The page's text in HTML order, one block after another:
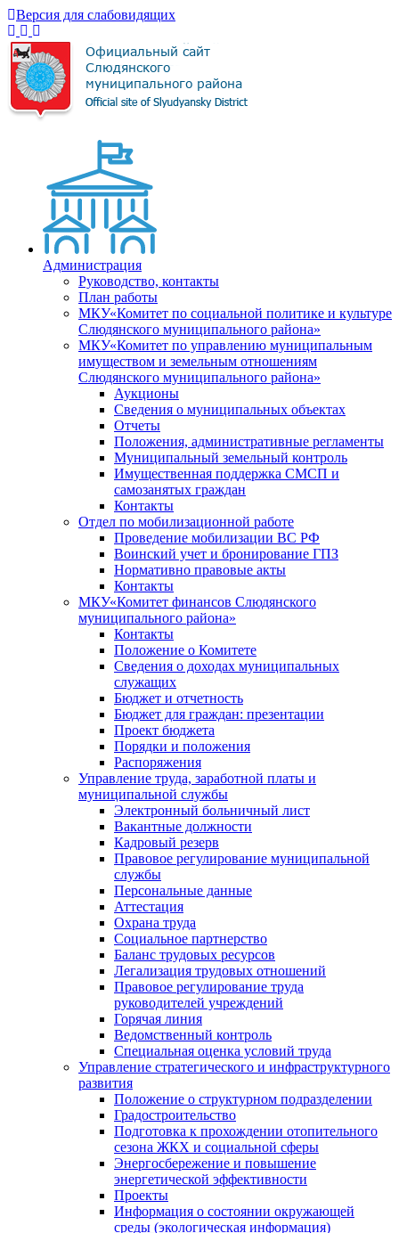
Версия для слабовидящих
Администрация
Руководство, контакты
План работы
МКУ«Комитет по социальной политике и культуре
Слюдянского муниципального района»
МКУ«Комитет по управлению муниципальным
имуществом и земельным отношениям
Слюдянского муниципального района»
Аукционы
Сведения о муниципальных объектах
Отчеты
Положения, административные регламенты
Муниципальный земельный контроль
Имущественная поддержка СМСП и
самозанятых граждан
Контакты
Отдел по мобилизационной работе
Проведение мобилизации ВС РФ
Воинский учет и бронирование ГПЗ
Нормативно правовые акты
Контакты
МКУ«Комитет финансов Слюдянского
муниципального района»
Контакты
Положение о Комитете
Сведения о доходах муниципальных
служащих
Бюджет и отчетность
Бюджет для граждан: презентации
Проект бюджета
Порядки и положения
Распоряжения
Управление труда, заработной платы и
муниципальной службы
Электронный больничный лист
Вакантные должности
Кадровый резерв
Правовое регулирование муниципальной
службы
Персональные данные
Аттестация
Охрана труда
Социальное партнерство
Баланс трудовых ресурсов
Легализация трудовых отношений
Правовое регулирование труда
руководителей учреждений
Горячая линия
Ведомственный контроль
Специальная оценка условий труда
Управление стратегического и инфраструктурного
развития
Положение о структурном подразделении
Градостроительство
Подготовка к прохождении отопительного
сезона ЖКХ и социальной сферы
Энергосбережение и повышение
энергетической эффективности
Проекты
Информация о состоянии окружающей
среды (экологическая информация)